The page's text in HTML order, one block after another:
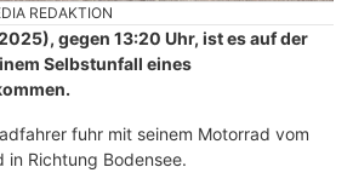
REDAKTION
gegen 13:20 Uhr, ist es auf der
Selbstunfall eines
fuhr mit seinem Motorrad vom
in Richtung Bodensee.